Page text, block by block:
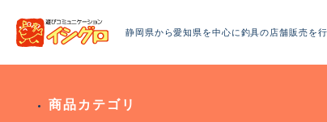
静岡県から愛知県を中心に釣具の店舗販売を
商品カテゴリ